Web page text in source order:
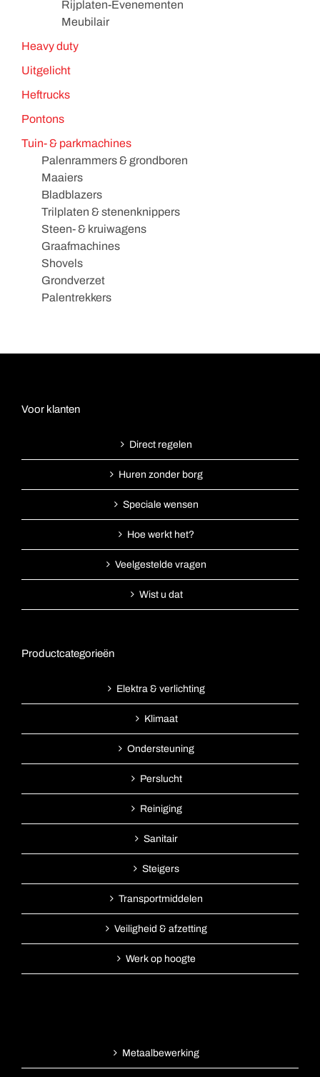
Rijplaten-Evenementen
Meubilair
Heavy duty
Uitgelicht
Heftrucks
Pontons
Tuin- & parkmachines
Palenrammers & grondboren
Maaiers
Bladblazers
Trilplaten & stenenknippers
Steen- & kruiwagens
Graafmachines
Shovels
Grondverzet
Palentrekkers
Voor klanten
Direct regelen
Huren zonder borg
Speciale wensen
Hoe werkt het?
Veelgestelde vragen
Wist u dat
Productcategorieën
Elektra & verlichting
Klimaat
Ondersteuning
Perslucht
Reiniging
Sanitair
Steigers
Transportmiddelen
Veiligheid & afzetting
Werk op hoogte
Metaalbewerking